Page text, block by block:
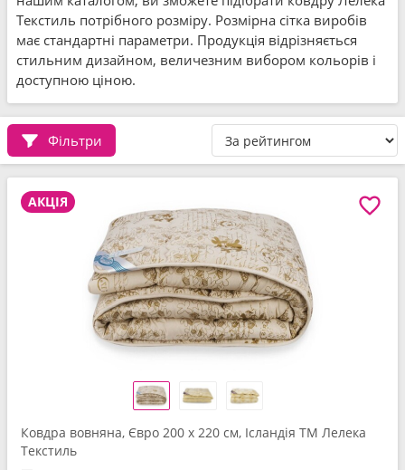
Текстиль потрібного розміру. Розмірна сітка виробів
має стандартні параметри. Продукція відрізняється
стильним дизайном, величезним вибором кольорів і
доступною ціною.
Фільтри
АКЦІЯ
Ковдра вовняна, Євро 200 x 220 см, Ісландія ТМ Лелека
Текстиль